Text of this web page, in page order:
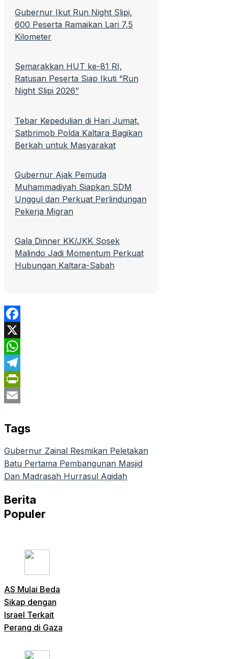
Gubernur Ikut Run Night Slipi,
600 Peserta Ramaikan Lari 7,5
Kilometer
Semarakkan HUT ke-81 RI,
Ratusan Peserta Siap Ikuti “Run
Night Slipi 2026”
Tebar Kepedulian di Hari Jumat,
Satbrimob Polda Kaltara Bagikan
Berkah untuk Masyarakat
Gubernur Ajak Pemuda
Muhammadiyah Siapkan SDM
Unggul dan Perkuat Perlindungan
Pekerja Migran
Gala Dinner KK/JKK Sosek
Malindo Jadi Momentum Perkuat
Hubungan Kaltara-Sabah
Facebook
X
WhatsApp
Telegram
PrintFriendly
Tags
Gubernur Zainal Resmikan Peletakan
Batu Pertama Pembangunan Masjid
Dan Madrasah Hurrasul Aqidah
Berita
Populer
AS Mulai Beda
Sikap dengan
Israel Terkait
Perang di Gaza